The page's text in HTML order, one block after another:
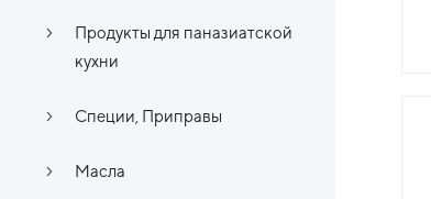
Продукты для паназиатской
кухни
Специи, Приправы
Масла